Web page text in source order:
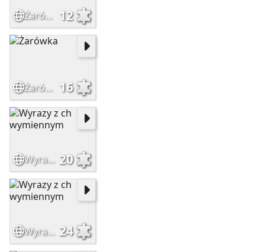
Żarówka 12
Żarówka 16
Wyrazy z ch wymiennym 20
Wyrazy z ch wymiennym 24